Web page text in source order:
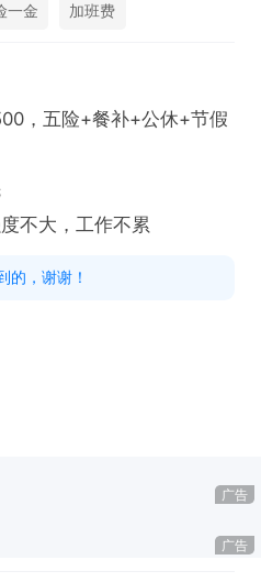
一金 加班费
，五险+餐补+公休+节假
不大，工作不累
的，谢谢！
广告
广告